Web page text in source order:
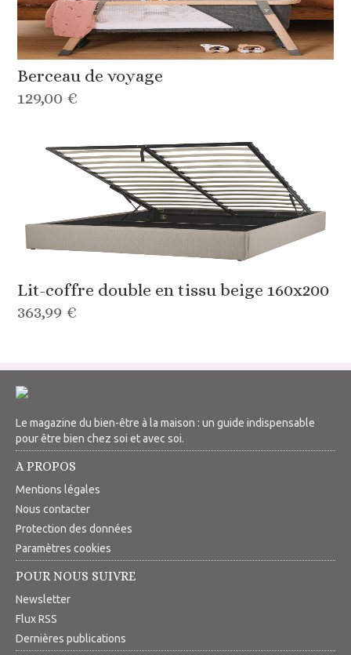
Berceau de voyage
129,00 €
Lit-coffre double en tissu beige 160x200
363,99 €
Le magazine du bien-être à la maison : un guide indispensable
pour être bien chez soi et avec soi.
A PROPOS
Mentions légales
Nous contacter
Protection des données
Paramètres cookies
POUR NOUS SUIVRE
Newsletter
Flux RSS
Dernières publications